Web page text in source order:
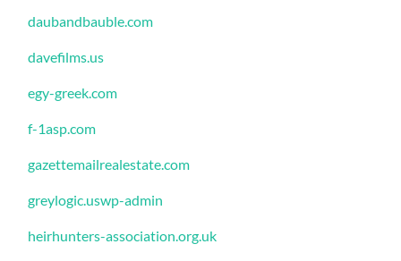
daubandbauble.com
davefilms.us
egy-greek.com
f-1asp.com
gazettemailrealestate.com
greylogic.uswp-admin
heirhunters-association.org.uk